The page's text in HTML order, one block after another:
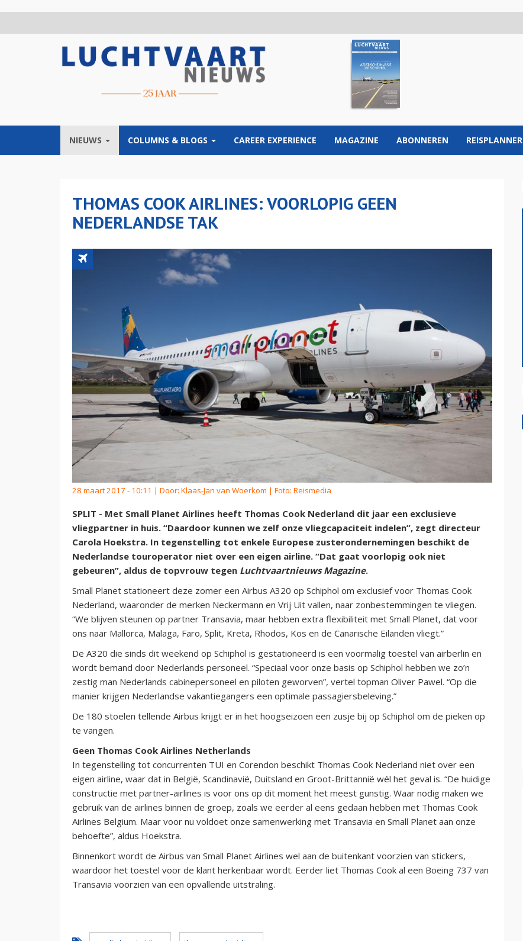
NIEUWS COLUMNS & BLOGS CAREER EXPERIENCE MAGAZINE ABONNEREN REISPLANNER
THOMAS COOK AIRLINES: VOORLOPIG GEEN
NEDERLANDSE TAK
28 maart 2017 - 10:11 | Door: Klaas-Jan van Woerkom | Foto: Reismedia
SPLIT - Met Small Planet Airlines heeft Thomas Cook Nederland dit jaar een exclusieve
vliegpartner in huis. “Daardoor kunnen we zelf onze vliegcapaciteit indelen”, zegt directeur
Carola Hoekstra. In tegenstelling tot enkele Europese zusterondernemingen beschikt de
Nederlandse touroperator niet over een eigen airline. “Dat gaat voorlopig ook niet
gebeuren”, aldus de topvrouw tegen Luchtvaartnieuws Magazine.
Small Planet stationeert deze zomer een Airbus A320 op Schiphol om exclusief voor Thomas Cook
Nederland, waaronder de merken Neckermann en Vrij Uit vallen, naar zonbestemmingen te vliegen.
“We blijven steunen op partner Transavia, maar hebben extra flexibiliteit met Small Planet, dat voor
ons naar Mallorca, Malaga, Faro, Split, Kreta, Rhodos, Kos en de Canarische Eilanden vliegt.”
De A320 die sinds dit weekend op Schiphol is gestationeerd is een voormalig toestel van airberlin en
wordt bemand door Nederlands personeel. “Speciaal voor onze basis op Schiphol hebben we zo’n
zestig man Nederlands cabinepersoneel en piloten geworven”, vertel topman Oliver Pawel. “Op die
manier krijgen Nederlandse vakantiegangers een optimale passagiersbeleving.”
De 180 stoelen tellende Airbus krijgt er in het hoogseizoen een zusje bij op Schiphol om de pieken op
te vangen.
Geen Thomas Cook Airlines Netherlands
In tegenstelling tot concurrenten TUI en Corendon beschikt Thomas Cook Nederland niet over een
eigen airline, waar dat in België, Scandinavië, Duitsland en Groot-Brittannië wél het geval is. “De huidige
constructie met partner-airlines is voor ons op dit moment het meest gunstig. Waar nodig maken we
gebruik van de airlines binnen de groep, zoals we eerder al eens gedaan hebben met Thomas Cook
Airlines Belgium. Maar voor nu voldoet onze samenwerking met Transavia en Small Planet aan onze
behoefte”, aldus Hoekstra.
Binnenkort wordt de Airbus van Small Planet Airlines wel aan de buitenkant voorzien van stickers,
waardoor het toestel voor de klant herkenbaar wordt. Eerder liet Thomas Cook al een Boeing 737 van
Transavia voorzien van een opvallende uitstraling.